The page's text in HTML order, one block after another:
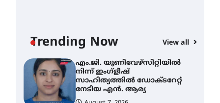
Trending Now View all
August 7, 2026
വോയിസ് ഓഫ് ഹിന്ദ് റജബ് ”
ഇരിങ്ങാലക്കുട ഫിലിം
സൊസൈറ്റി ആഗസ്റ്റ് 7
വെള്ളിയാഴ്ച സ്‌ക്രീൻ
ചെയ്യുന്നു